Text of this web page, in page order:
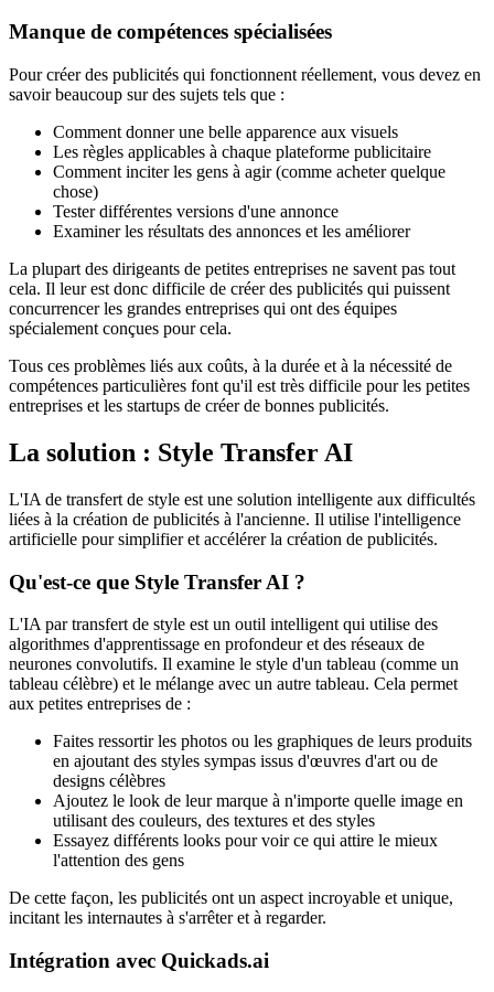
Manque de compétences spécialisées
Pour créer des publicités qui fonctionnent réellement, vous devez en
savoir beaucoup sur des sujets tels que :
Comment donner une belle apparence aux visuels
Les règles applicables à chaque plateforme publicitaire
Comment inciter les gens à agir (comme acheter quelque
chose)
Tester différentes versions d'une annonce
Examiner les résultats des annonces et les améliorer
La plupart des dirigeants de petites entreprises ne savent pas tout
cela. Il leur est donc difficile de créer des publicités qui puissent
concurrencer les grandes entreprises qui ont des équipes
spécialement conçues pour cela.
Tous ces problèmes liés aux coûts, à la durée et à la nécessité de
compétences particulières font qu'il est très difficile pour les petites
entreprises et les startups de créer de bonnes publicités.
La solution : Style Transfer AI
L'IA de transfert de style est une solution intelligente aux difficultés
liées à la création de publicités à l'ancienne. Il utilise l'intelligence
artificielle pour simplifier et accélérer la création de publicités.
Qu'est-ce que Style Transfer AI ?
L'IA par transfert de style est un outil intelligent qui utilise des
algorithmes d'apprentissage en profondeur et des réseaux de
neurones convolutifs. Il examine le style d'un tableau (comme un
tableau célèbre) et le mélange avec un autre tableau. Cela permet
aux petites entreprises de :
Faites ressortir les photos ou les graphiques de leurs produits
en ajoutant des styles sympas issus d'œuvres d'art ou de
designs célèbres
Ajoutez le look de leur marque à n'importe quelle image en
utilisant des couleurs, des textures et des styles
Essayez différents looks pour voir ce qui attire le mieux
l'attention des gens
De cette façon, les publicités ont un aspect incroyable et unique,
incitant les internautes à s'arrêter et à regarder.
Intégration avec Quickads.ai